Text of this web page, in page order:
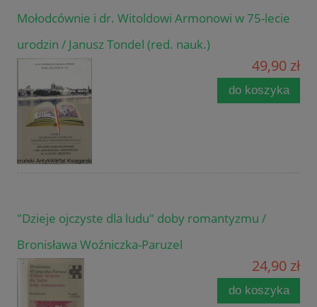
Mołodcównie i dr. Witoldowi Armonowi w 75-lecie
urodzin / Janusz Tondel (red. nauk.)
49,90 zł
do koszyka
"Dzieje ojczyste dla ludu" doby romantyzmu /
Bronisława Woźniczka-Paruzel
24,90 zł
do koszyka